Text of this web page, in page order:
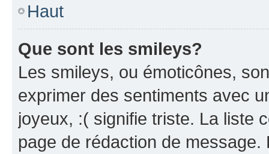
Haut
Que sont les smileys?
Les smileys, ou émoticônes,
exprimer des sentiments avec
joyeux, :( signifie triste. La liste
page de rédaction de